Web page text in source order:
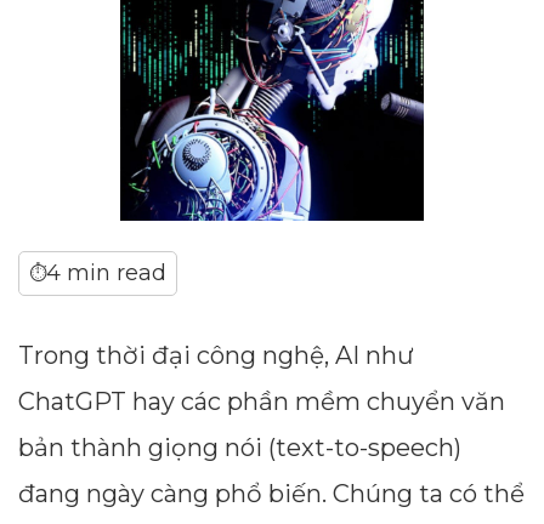
⏱4 min read
Trong thời đại công nghệ, AI như
ChatGPT hay các phần mềm chuyển văn
bản thành giọng nói (text-to-speech)
đang ngày càng phổ biến. Chúng ta có thể